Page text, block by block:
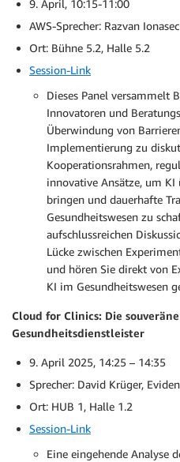
9. April, 10:15-11:00
AWS-Sprecher: Razvan Ionasec
Ort: Bühne 5.2, Halle 5.2
Session-Link
Dieses Panel versammelt
Innovatoren und
Überwindung von
Implementierung zu
Kooperationsrahmen,
innovative Ansätze, um
bringen und dauerhafte
Gesundheitswesen zu
aufschlussreichen
Lücke zwischen
und hören Sie direkt von
KI im Gesundheitswesen
Cloud for Clinics: Die
Gesundheitsdienstleister
9. April 2025, 14:25 – 14:35
Sprecher: David Krüger, Eviden
Ort: HUB 1, Halle 1.2
Session-Link
Eine eingehende Analyse